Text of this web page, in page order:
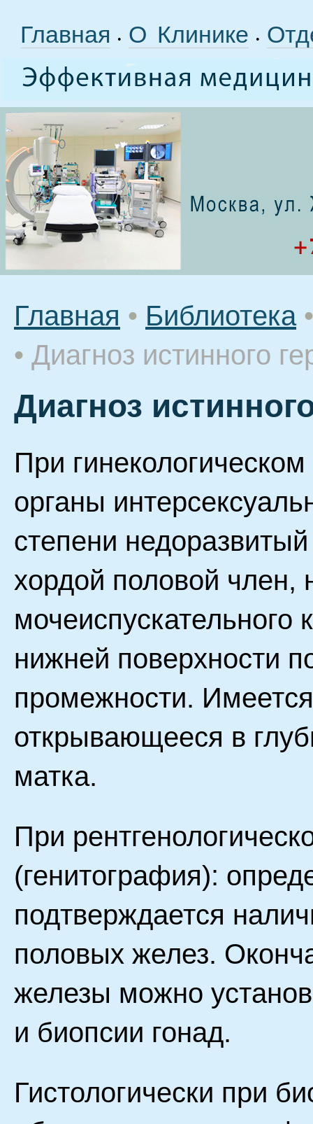
Главная • О Клинике •
Главная • Библиотека •
• Диагноз истинного
Диагноз
При
органы
степени
хордой половой член,
мочеиспускательного
нижней поверхности
промежности.
открывающееся в
матка.
При
(генитография):
подтверждается
половых желез.
железы можно
и биопсии гонад.
Гистологически при